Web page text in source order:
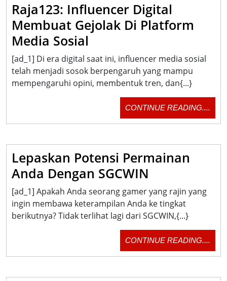
Raja123: Influencer Digital
Membuat Gejolak Di Platform
Media Sosial
Influencer
Digital
Membuat
Gejolak
Media
Sosial
[ad_1] Di era digital saat ini, influencer media sosial
telah menjadi sosok berpengaruh yang mampu
mempengaruhi opini, membentuk tren, dan{...}
CONTINUE READING....
Lepaskan Potensi Permainan
Anda Dengan SGCWIN
Potensi
Permainan
Anda
Dengan
SGCWIN
[ad_1] Apakah Anda seorang gamer yang rajin yang
ingin membawa keterampilan Anda ke tingkat
berikutnya? Tidak terlihat lagi dari SGCWIN,{...}
CONTINUE READING....